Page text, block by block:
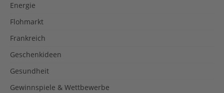
Energie
Flohmarkt
Frankreich
Geschenkideen
Gesundheit
Gewinnspiele & Wettbewerbe